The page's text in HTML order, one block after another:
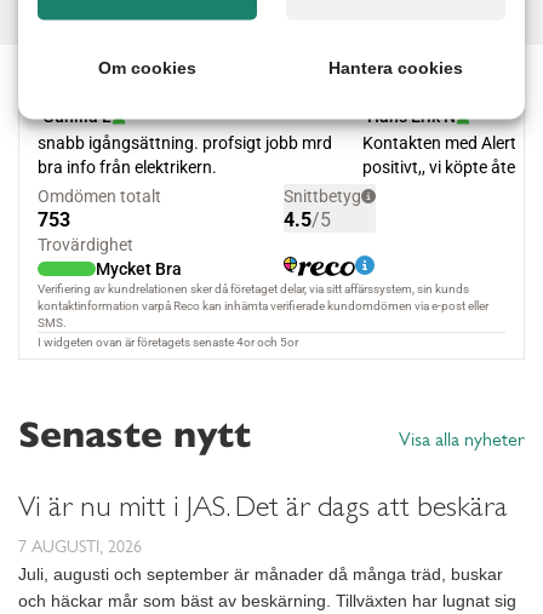
Visa alla nyheter
Senaste nytt
Vi är nu mitt i JAS. Det är dags att beskära
7 AUGUSTI, 2026
Juli, augusti och september är månader då många träd, buskar
och häckar mår som bäst av beskärning. Tillväxten har lugnat sig
Om cookies Hantera cookies